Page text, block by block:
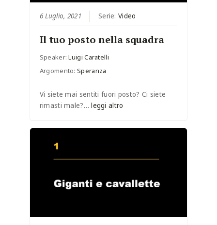
6 Luglio, 2021 Serie:Video
Il tuo posto nella squadra
Speaker:Luigi Caratelli
Argomento:Speranza
Vi siete mai sentiti fuori posto? Ci siete
rimasti male?…leggi altro